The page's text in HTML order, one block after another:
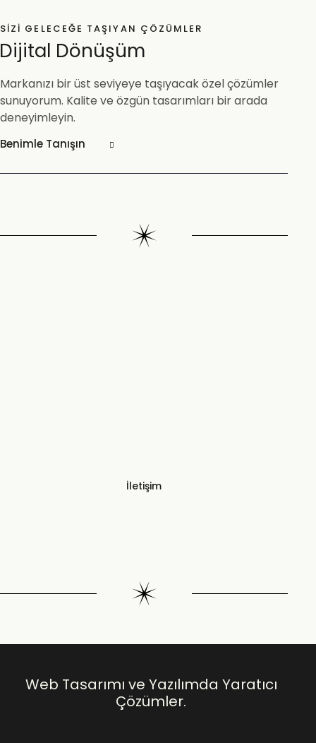
SIZI GELECEĞE TAŞIYAN ÇÖZÜMLER
Dijital Dönüşüm
Markanızı bir üst seviyeye taşıyacak özel çözümler
sunuyorum. Kalite ve özgün tasarımları bir arada
deneyimleyin.
Benimle Tanışın
İletişim
Web Tasarımı ve Yazılımda Yaratıcı
Çözümler.